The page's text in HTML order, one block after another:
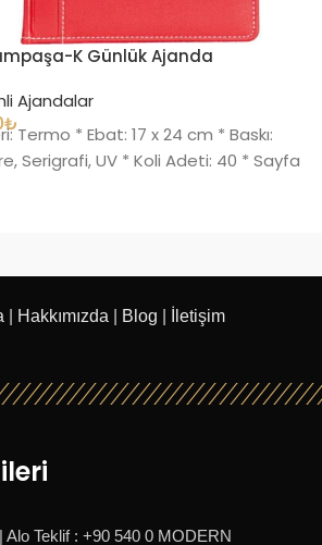
K Günlük Ajanda
Ajandalar
₺Termo * Ebat: 17 x 24 cm * Baskı:
Serigrafi, UV * Koli Adeti: 40 * Sayfa
Hakkımızda Blog İletişim
Alo Teklif : +90 540 0 MODERN